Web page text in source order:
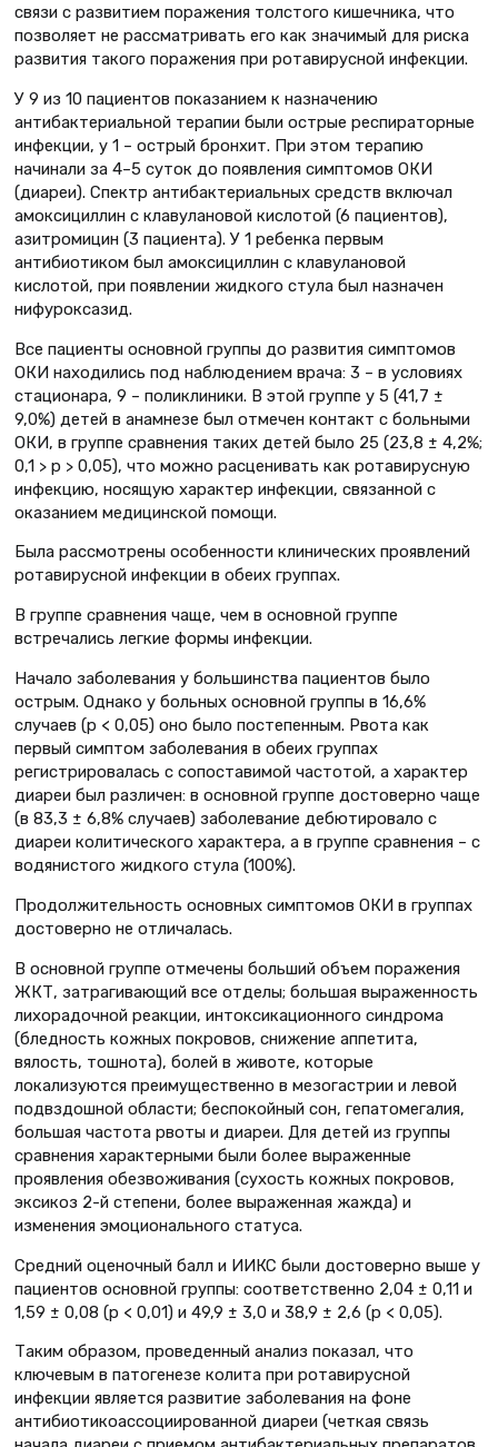
связи с развитием поражения толстого кишечника, что
позволяет не рассматривать его как значимый для риска
развития такого поражения при ротавирусной инфекции.
У 9 из 10 пациентов показанием к назначению
антибактериальной терапии были острые респираторные
инфекции, у 1 – острый бронхит. При этом терапию
начинали за 4–5 суток до появления симптомов ОКИ
(диареи). Спектр антибактериальных средств включал
амоксициллин с клавулановой кислотой (6 пациентов),
азитромицин (3 пациента). У 1 ребенка первым
антибиотиком был амоксициллин с клавулановой
кислотой, при появлении жидкого стула был назначен
нифуроксазид.
Все пациенты основной группы до развития симптомов
ОКИ находились под наблюдением врача: 3 – в условиях
стационара, 9 – поликлиники. В этой группе у 5 (41,7 ±
9,0%) детей в анамнезе был отмечен контакт с больными
ОКИ, в группе сравнения таких детей было 25 (23,8 ± 4,2%;
0,1 > р > 0,05), что можно расценивать как ротавирусную
инфекцию, носящую характер инфекции, связанной с
оказанием медицинской помощи.
Была рассмотрены особенности клинических проявлений
ротавирусной инфекции в обеих группах.
В группе сравнения чаще, чем в основной группе
встречались легкие формы инфекции.
Начало заболевания у большинства пациентов было
острым. Однако у больных основной группы в 16,6%
случаев (р < 0,05) оно было постепенным. Рвота как
первый симптом заболевания в обеих группах
регистрировалась с сопоставимой частотой, а характер
диареи был различен: в основной группе достоверно чаще
(в 83,3 ± 6,8% случаев) заболевание дебютировало с
диареи колитического характера, а в группе сравнения – с
водянистого жидкого стула (100%).
Продолжительность основных симптомов ОКИ в группах
достоверно не отличалась.
В основной группе отмечены больший объем поражения
ЖКТ, затрагивающий все отделы; большая выраженность
лихорадочной реакции, интоксикационного синдрома
(бледность кожных покровов, снижение аппетита,
вялость, тошнота), болей в животе, которые
локализуются преимущественно в мезогастрии и левой
подвздошной области; беспокойный сон, гепатомегалия,
большая частота рвоты и диареи. Для детей из группы
сравнения характерными были более выраженные
проявления обезвоживания (сухость кожных покровов,
эксикоз 2-й степени, более выраженная жажда) и
изменения эмоционального статуса.
Средний оценочный балл и ИИКС были достоверно выше у
пациентов основной группы: соответственно 2,04 ± 0,11 и
1,59 ± 0,08 (р < 0,01) и 49,9 ± 3,0 и 38,9 ± 2,6 (р < 0,05).
Таким образом, проведенный анализ показал, что
ключевым в патогенезе колита при ротавирусной
инфекции является развитие заболевания на фоне
антибиотикоассоциированной диареи (четкая связь